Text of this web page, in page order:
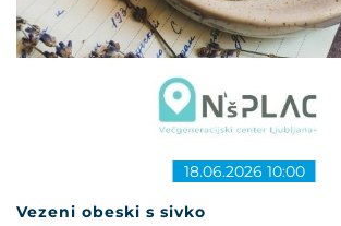
Vezeni obeski s sivko
18.06.2026 10:00